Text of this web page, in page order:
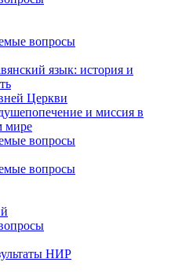
вопросы
язык: история и
Церкви
и миссия в
мире
вопросы
вопросы
НИР